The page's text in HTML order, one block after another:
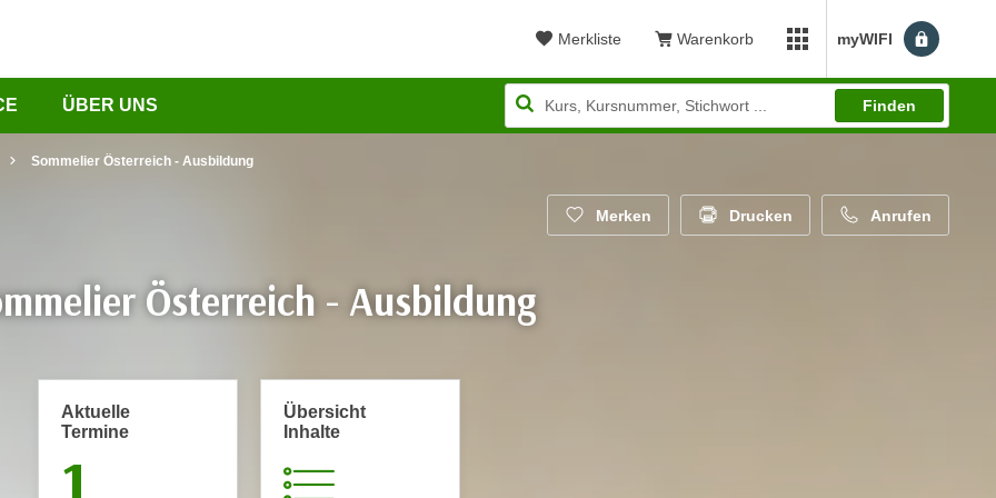
Merkliste Warenkorb myWIFI Apps öffnen
myWIFI
ÜBER UNS Finden
Sommelier Österreich - Ausbildung
Merken Drucken Anrufen
Österreich - Ausbildung
Aktuelle
Termine
Übersicht
Inhalte